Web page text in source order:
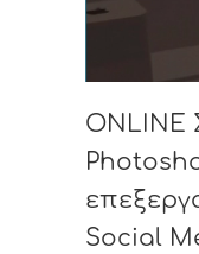
ONLINE
Social